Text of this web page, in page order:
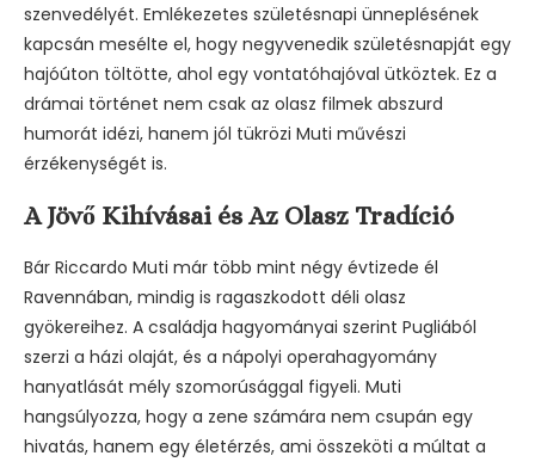
szenvedélyét. Emlékezetes születésnapi ünneplésének
kapcsán mesélte el, hogy negyvenedik születésnapját egy
hajóúton töltötte, ahol egy vontatóhajóval ütköztek. Ez a
drámai történet nem csak az olasz filmek abszurd
humorát idézi, hanem jól tükrözi Muti művészi
érzékenységét is.
A Jövő Kihívásai és Az Olasz Tradíció
Bár Riccardo Muti már több mint négy évtizede él
Ravennában, mindig is ragaszkodott déli olasz
gyökereihez. A családja hagyományai szerint Pugliából
szerzi a házi olaját, és a nápolyi operahagyomány
hanyatlását mély szomorúsággal figyeli. Muti
hangsúlyozza, hogy a zene számára nem csupán egy
hivatás, hanem egy életérzés, ami összeköti a múltat a